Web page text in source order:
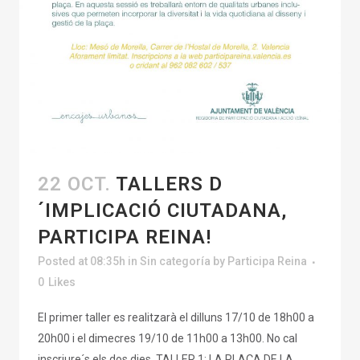
22 OCT. TALLERS D
´IMPLICACIÓ CIUTADANA,
PARTICIPA REINA!
Posted at 08:35h in Sin categoría by Participa Reina
0 Likes
El primer taller es realitzarà el dilluns 17/10 de 18h00 a
20h00 i el dimecres 19/10 de 11h00 a 13h00. No cal